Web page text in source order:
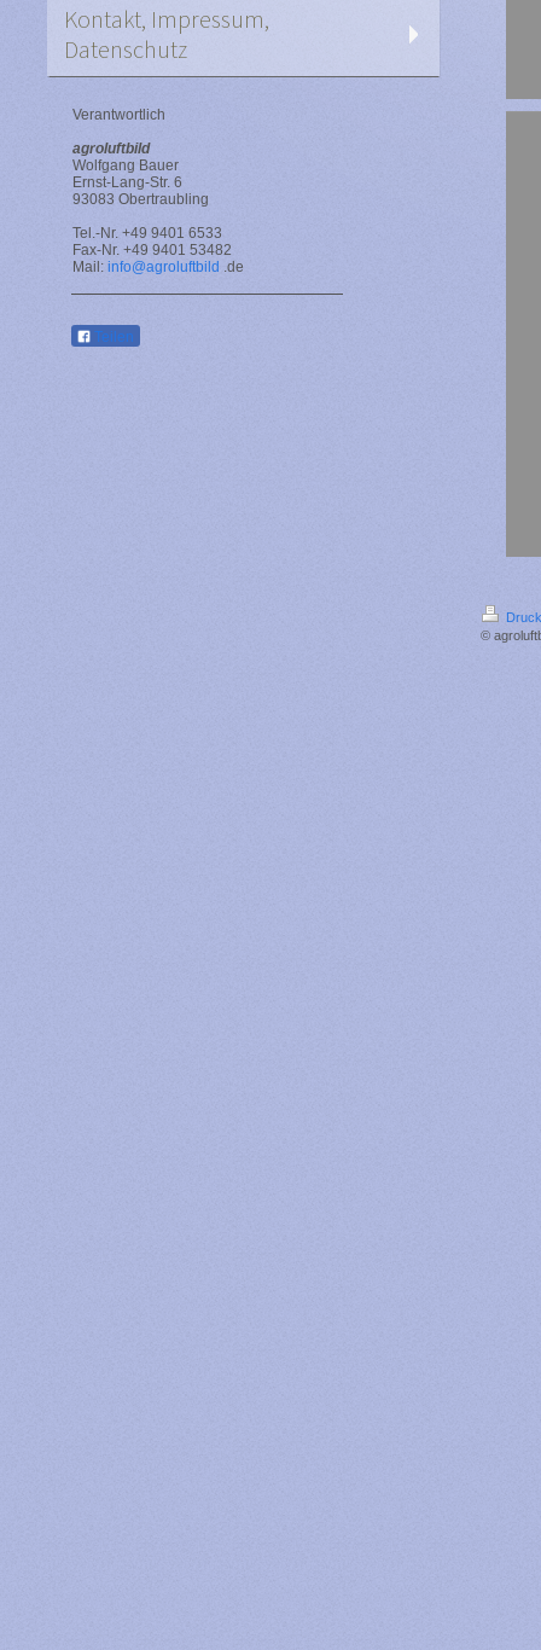
Kontakt, Impressum,
Datenschutz
Verantwortlich
agroluftbild
Wolfgang Bauer
Ernst-Lang-Str. 6
93083 Obertraubling
Tel.-Nr. +49 9401 6533
Fax-Nr. +49 9401 53482
Mail:info@agroluftbild .de
Teilen
©